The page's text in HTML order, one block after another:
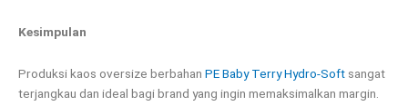
Kesimpulan
Produksi kaos oversize berbahan PE Baby Terry Hydro-Soft sangat
terjangkau dan ideal bagi brand yang ingin memaksimalkan margin.